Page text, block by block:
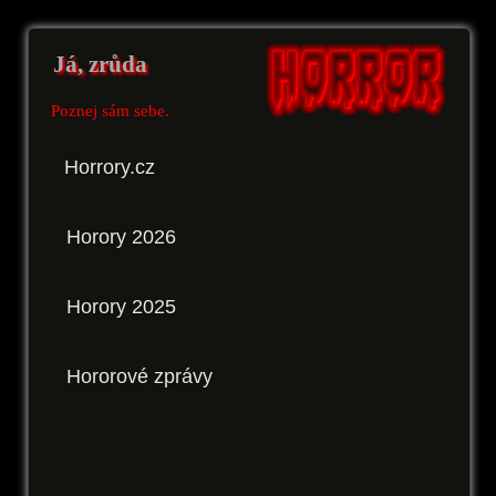
Já, zrůda
Poznej sám sebe.
Horrory.cz
Horory 2026
Horory 2025
Hororové zprávy